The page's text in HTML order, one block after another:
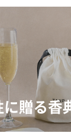
に贈る